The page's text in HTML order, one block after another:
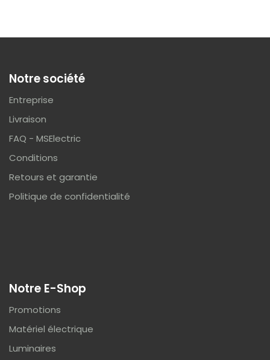
Notre société
Entreprise
Livraison
FAQ - MSElectric
Conditions
Retours et garantie
Politique de confidentialité
Notre E-Shop
Promotions
Matériel électrique
Luminaires